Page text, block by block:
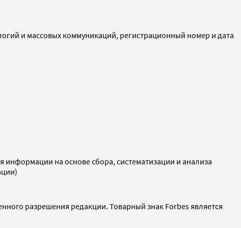
и массовых коммуникаций, регистрационный номер и дата
на основе сбора, систематизации и анализа
разрешения редакции. Товарный знак Forbes является